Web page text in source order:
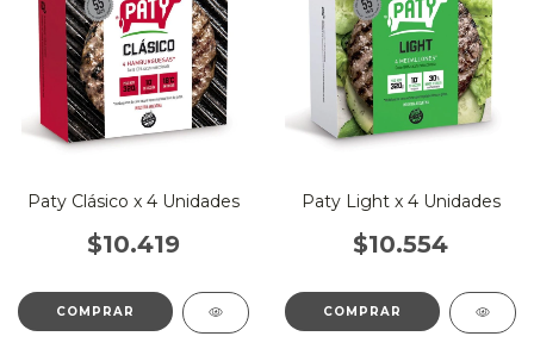
Paty Clásico x 4 Unidades
$10.419
Paty Light x 4 Unidades
$10.554